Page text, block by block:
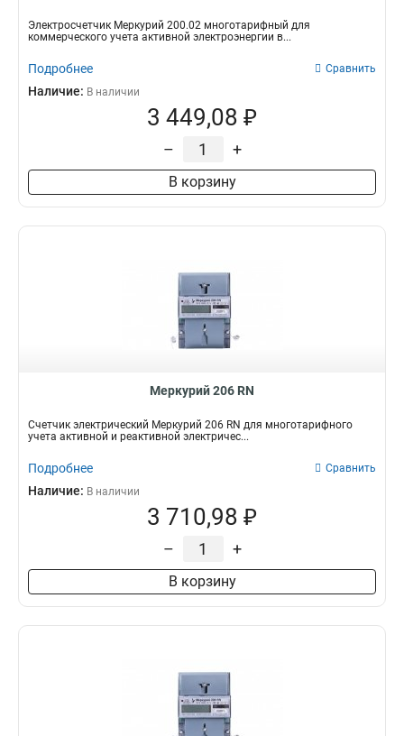
Электросчетчик Меркурий 200.02 многотарифный для
коммерческого учета активной электроэнергии в...
Подробнее Сравнить
Наличие: В наличии
3 449,08 ₽
– +
В корзину
Меркурий 206 RN
Счетчик электрический Меркурий 206 RN для многотарифного
учета активной и реактивной электричес...
Подробнее Сравнить
Наличие: В наличии
3 710,98 ₽
– +
В корзину